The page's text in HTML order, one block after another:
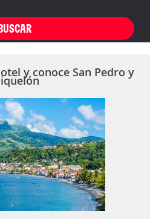
y conoce San Pedro y